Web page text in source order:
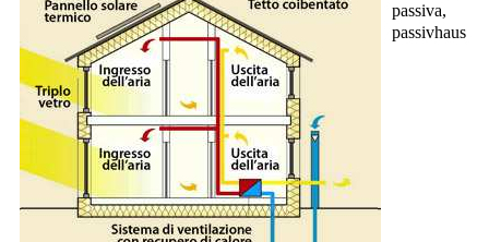
passiva,
passivhaus